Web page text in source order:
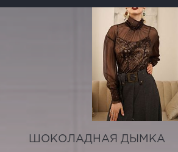
ШОКОЛАДНАЯ ДЫМКА